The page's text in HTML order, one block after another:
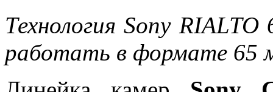
Технология Sony
работать в формате 65